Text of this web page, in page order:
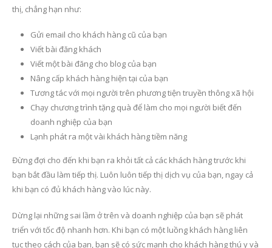
thị, chẳng hạn như:
Gửi email cho khách hàng cũ của bạn
Viết bài đăng khách
Viết một bài đăng cho blog của bạn
Nâng cấp khách hàng hiện tại của bạn
Tương tác với mọi người trên phương tiện truyền thông xã hội
Chạy chương trình tặng quà để làm cho mọi người biết đến
doanh nghiệp của bạn
Lạnh phát ra một vài khách hàng tiềm năng
Đừng đợi cho đến khi bạn ra khỏi tất cả các khách hàng trước khi
bạn bắt đầu làm tiếp thị. Luôn luôn tiếp thị dịch vụ của bạn, ngay cả
khi bạn có đủ khách hàng vào lúc này.
Dừng lại những sai lầm ở trên và doanh nghiệp của bạn sẽ phát
triển với tốc độ nhanh hơn. Khi bạn có một luồng khách hàng liên
tục theo cách của bạn, bạn sẽ có sức mạnh cho khách hàng thú y và